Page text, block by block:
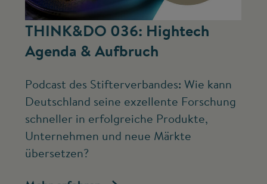
THINK&DO 036: Hightech
Agenda & Aufbruch
Podcast des Stifterverbandes: Wie kann
Deutschland seine exzellente Forschung
schneller in erfolgreiche Produkte,
Unternehmen und neue Märkte
übersetzen?